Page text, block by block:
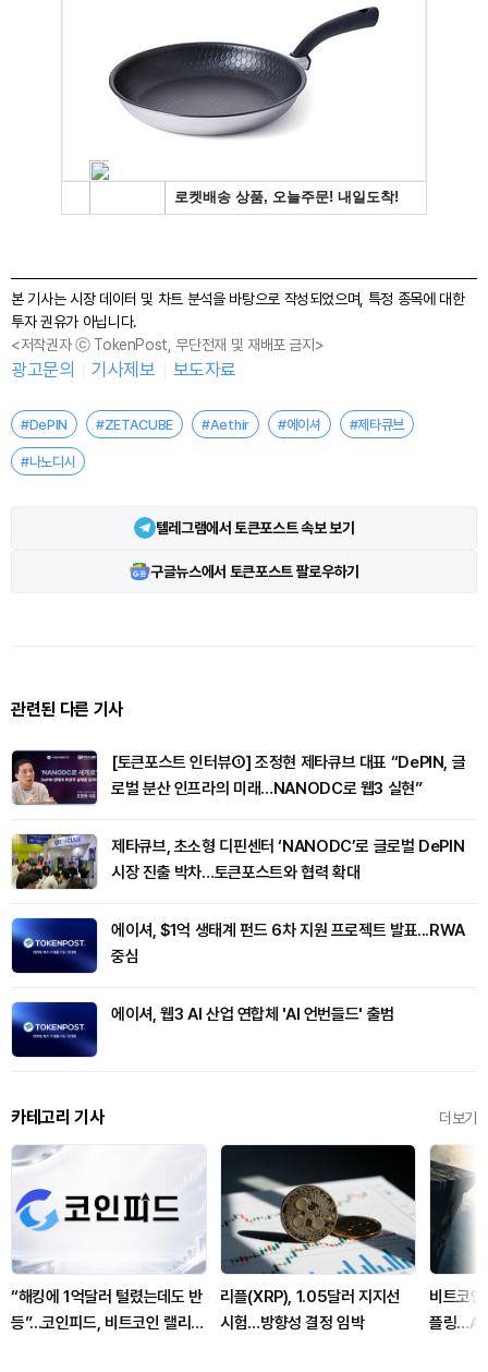
본 기사는 시장 데이터 및 차트 분석을 바탕으로 작성되었으며, 특정 종목에 대한
투자 권유가 아닙니다.
<저작권자 ⓒ TokenPost, 무단전재 및 재배포 금지>
광고문의 기사제보 보도자료
#DePIN #ZETACUBE #Aethir #에이셔 #제타큐브
#나노디시
텔레그램에서 토큰포스트 속보 보기
구글뉴스에서 토큰포스트 팔로우하기
관련된 다른 기사
[토큰포스트 인터뷰①] 조정현 제타큐브 대표 “DePIN, 글
로벌 분산 인프라의 미래…NANODC로 웹3 실현”
제타큐브, 초소형 디핀센터 ‘NANODC’로 글로벌 DePIN
시장 진출 박차…토큰포스트와 협력 확대
에이셔, $1억 생태계 펀드 6차 지원 프로젝트 발표...RWA
중심
에이셔, 웹3 AI 산업 연합체 'AI 언번들드' 출범
카테고리 기사 더보기
“해킹에 1억달러 털렸는데도 반
등”...코인피드, 비트코인 랠리의
리플(XRP), 1.05달러 지지선
시험…방향성 결정 임박
비트코
플링…AI